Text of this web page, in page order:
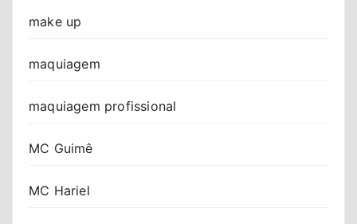
make up
maquiagem
maquiagem profissional
MC Guimê
MC Hariel